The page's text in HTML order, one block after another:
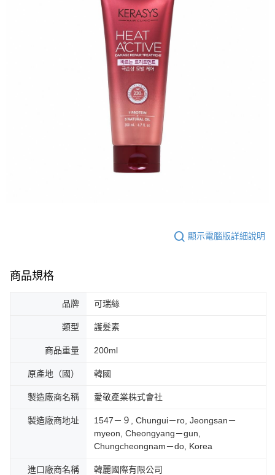
顯示電腦版詳細說明
商品規格
品牌 可瑞絲
類型 護髮素
商品重量 200ml
原產地（國） 韓國
製造廠商名稱 愛敬產業株式會社
製造廠商地址
1547－９, Chungui－ro, Jeongsan－
myeon, Cheongyang－gun,
Chungcheongnam－do, Korea
進口廠商名稱 韓麗國際有限公司